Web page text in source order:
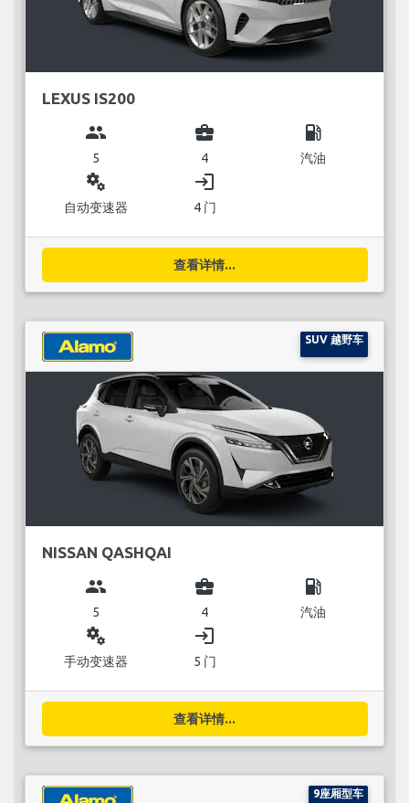
LEXUS IS200
group
5
business_center
4
local_gas_station
汽油
miscellaneous_services
自动变速器
login
4 门
查看详情...
SUV 越野车
NISSAN QASHQAI
group
5
business_center
4
local_gas_station
汽油
miscellaneous_services
手动变速器
login
5 门
查看详情...
9座厢型车